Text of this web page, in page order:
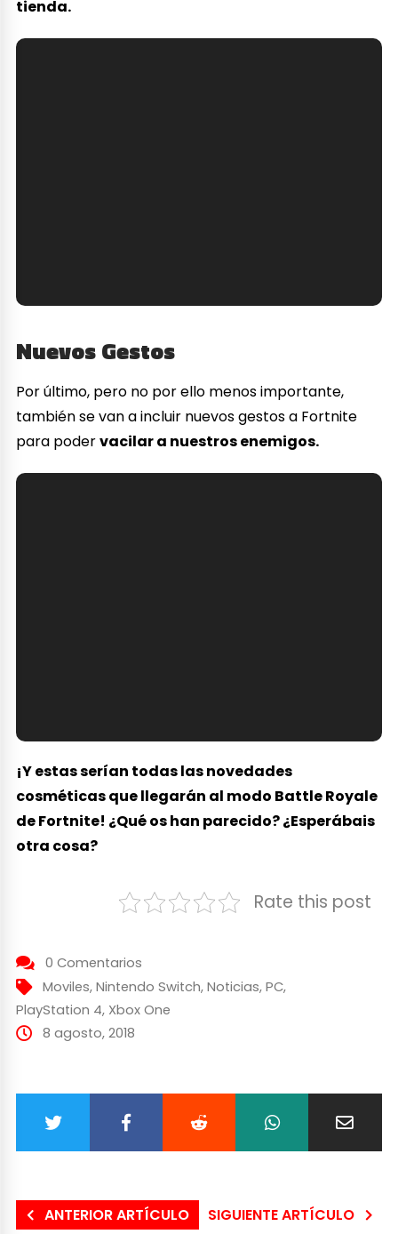
tienda.
Nuevos Gestos
Por último, pero no por ello menos importante,
también se van a incluir nuevos gestos a Fortnite
para podervacilar a nuestros enemigos.
¡Y estas serían todas las novedades
cosméticas que llegarán al modo Battle Royale
de Fortnite! ¿Qué os han parecido? ¿Esperábais
otra cosa?
Rate this post
0 Comentarios
Moviles, Nintendo Switch, Noticias, PC,
PlayStation 4, Xbox One
8 agosto, 2018
ANTERIOR ARTÍCULO SIGUIENTE ARTÍCULO